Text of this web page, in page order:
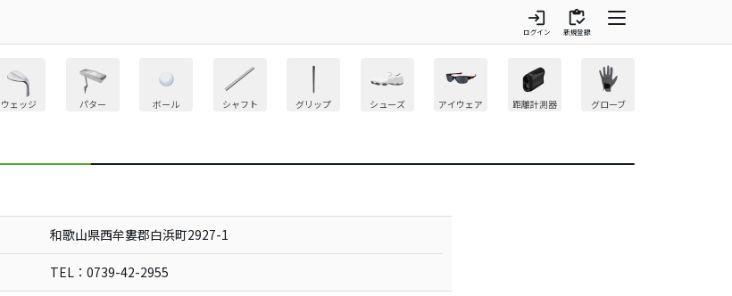
login
ログイン
inventory
新規登録
ウェッジ パター ボール シャフト グリップ シューズ アイウェア 距離計測器 グローブ
和歌山県西牟婁郡白浜町2927-1
TEL：0739-42-2955